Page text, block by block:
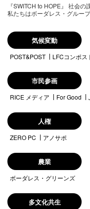
『SWITCH to HOPE』 社会の
私たちはボーダレス・グループ
気候変動
POST&POST LFCコンポス
市民参画
RICE メディア For Good
人権
ZERO PC アノサポ
農業
ボーダレス・グリーンズ
多文化共生